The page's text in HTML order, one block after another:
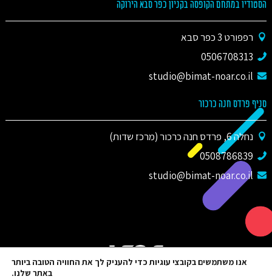
הסטודיו במתחם הקופסה בקניון כפר סבא הירוקה
רפפורט 3 כפר סבא
0506708313
studio@bimat-noar.co.il
סניף פרדס חנה כרכור
נחלה 6, פרדס חנה כרכור (מרכז שדות)
0508786839
studio@bimat-noar.co.il
אנו משתמשים בקובצי עוגיות כדי להעניק לך את החוויה הטובה ביותר
באתר שלנו.